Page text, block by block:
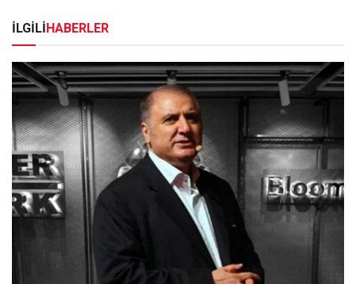
İLGİLİ HABERLER